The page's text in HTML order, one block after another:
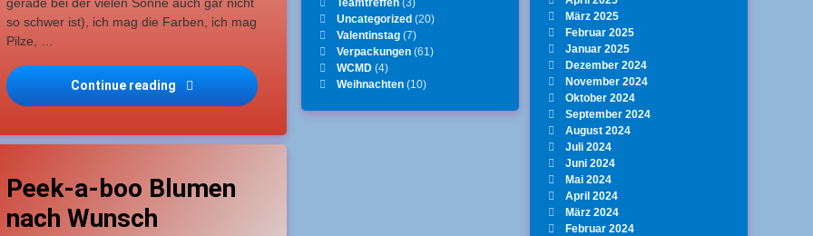
so schwer ist), ich mag die Farben, ich mag
Pilze, …
Continue reading Karos Kreativklub – 2025-10-1-Vier-Würfel-Karte
Peek-a-boo Blumen
nach Wunsch
Fold
Teamtreffen(3)
Uncategorized(20)
Valentinstag(7)
Verpackungen(61)
WCMD(4)
Weihnachten(10)
März 2025
Februar 2025
Januar 2025
Dezember 2024
November 2024
Oktober 2024
September 2024
August 2024
Juli 2024
Juni 2024
Mai 2024
April 2024
März 2024
Februar 2024